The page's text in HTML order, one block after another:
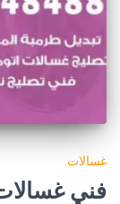
غسالات
فني